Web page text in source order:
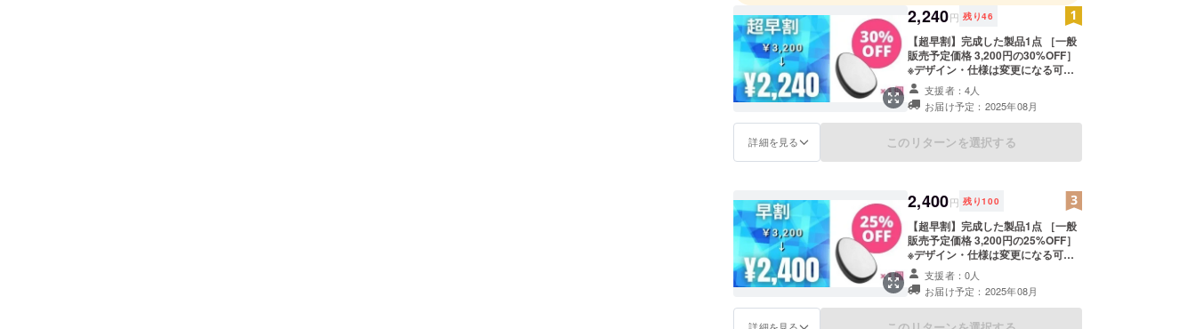
2,240円 残り46
【超早割】完成した製品1点 ［一般
販売予定価格 3,200円の30%OFF］
※デザイン・仕様は変更になる可能
性もございます。ご了承ください。
※ご注文状況、使用部材の供給状
況、製造工程上の都合等により出荷
時期が遅れる場合があります。
支援者：4人
お届け予定：2025年08月
詳細を見る このリターンを選択する
2,400円 残り100
【超早割】完成した製品1点 ［一般
販売予定価格 3,200円の25%OFF］
※デザイン・仕様は変更になる可能
性もございます。ご了承ください。
※ご注文状況、使用部材の供給状
況、製造工程上の都合等により出荷
時期が遅れる場合があります。
支援者：0人
お届け予定：2025年08月